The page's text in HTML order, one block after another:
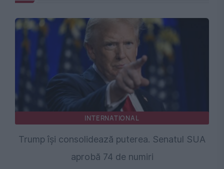
INTERNATIONAL
Trump își consolidează puterea. Senatul SUA
aprobă 74 de numiri